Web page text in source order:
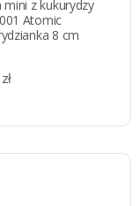
mini z kukurydzy
Atomic
8 cm